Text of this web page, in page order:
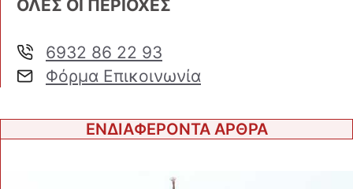
ΟΛΕΣ ΟΙ ΠΕΡΙΟΧΕΣ
6932 86 22 93
Φόρμα Επικοινωνία
ΕΝΔΙΑΦΕΡΟΝΤΑ ΑΡΘΡΑ